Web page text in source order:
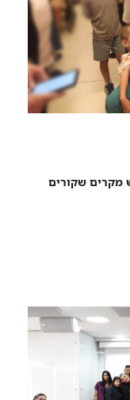
מקרים שקורים